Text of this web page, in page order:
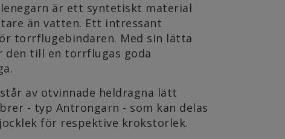
är ett syntetiskt material
än vatten. Ett intressant
torrflugebindaren. Med sin lätta
den till en torrflugas goda
av otvinnade heldragna lätt
- typ Antrongarn - som kan delas
för respektive krokstorlek.